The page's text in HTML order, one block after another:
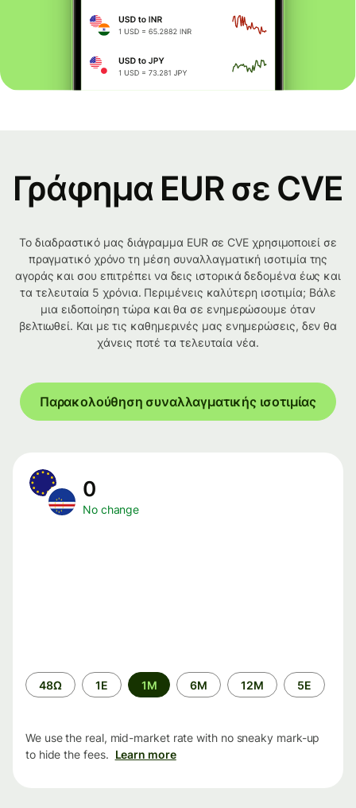
Γράφημα EUR σε CVE
Το διαδραστικό μας διάγραμμα EUR σε CVE χρησιμοποιεί σε
πραγματικό χρόνο τη μέση συναλλαγματική ισοτιμία της
αγοράς και σου επιτρέπει να δεις ιστορικά δεδομένα έως και
τα τελευταία 5 χρόνια. Περιμένεις καλύτερη ισοτιμία; Βάλε
μια ειδοποίηση τώρα και θα σε ενημερώσουμε όταν
βελτιωθεί. Και με τις καθημερινές μας ενημερώσεις, δεν θα
χάνεις ποτέ τα τελευταία νέα.
Παρακολούθηση συναλλαγματικής ισοτιμίας
0
No change
Time
period
48Ω 1Ε 1M 6M 12M 5Ε
We use the real, mid-market rate with no sneaky mark-up
to hide the fees. Learn more